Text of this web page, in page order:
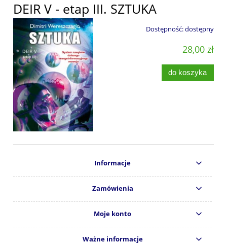
DEIR V - etap III. SZTUKA
Dostępność:dostępny
28,00 zł
do koszyka
Informacje
Zamówienia
Moje konto
Ważne informacje